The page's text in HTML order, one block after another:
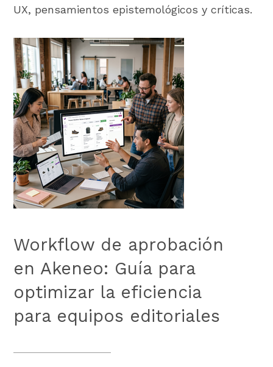
UX, pensamientos epistemológicos y críticas.
Workflow de aprobación
en Akeneo: Guía para
optimizar la eficiencia
para equipos editoriales